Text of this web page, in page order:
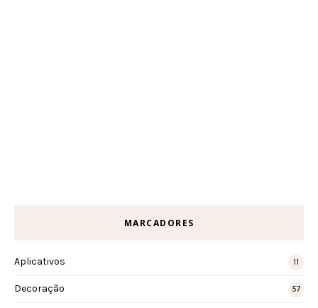
MARCADORES
Aplicativos 11
Decoração 57